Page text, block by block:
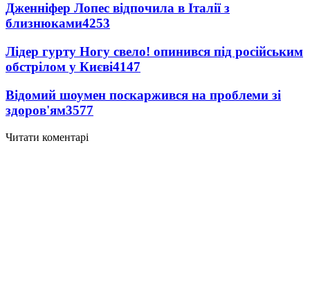
Дженніфер Лопес відпочила в Італії з
близнюками4253
Лідер гурту Ногу свело! опинився під російським
обстрілом у Києві4147
Відомий шоумен поскаржився на проблеми зі
здоров'ям3577
Читати коментарі